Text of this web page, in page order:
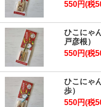
550円(税
ひこにゃ
戸彦根）
550円(税
ひこにゃ
歩）
550円(税